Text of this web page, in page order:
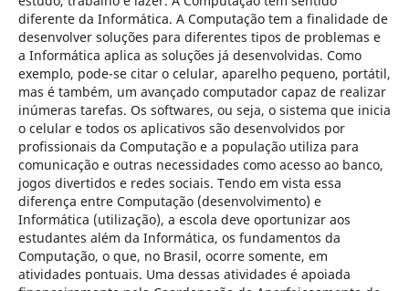
diferente da Informática. A Computação tem a finalidade de
desenvolver soluções para diferentes tipos de problemas e
a Informática aplica as soluções já desenvolvidas. Como
exemplo, pode-se citar o celular, aparelho pequeno, portátil,
mas é também, um avançado computador capaz de realizar
inúmeras tarefas. Os softwares, ou seja, o sistema que inicia
o celular e todos os aplicativos são desenvolvidos por
profissionais da Computação e a população utiliza para
comunicação e outras necessidades como acesso ao banco,
jogos divertidos e redes sociais. Tendo em vista essa
diferença entre Computação (desenvolvimento) e
Informática (utilização), a escola deve oportunizar aos
estudantes além da Informática, os fundamentos da
Computação, o que, no Brasil, ocorre somente, em
atividades pontuais. Uma dessas atividades é apoiada